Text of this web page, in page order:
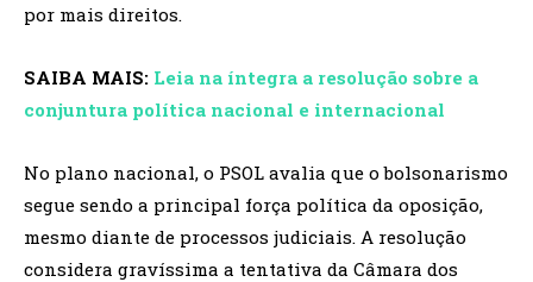
por mais direitos.
SAIBA MAIS: Leia na íntegra a resolução sobre a
conjuntura política nacional e internacional
No plano nacional, o PSOL avalia que o bolsonarismo
segue sendo a principal força política da oposição,
mesmo diante de processos judiciais. A resolução
considera gravíssima a tentativa da Câmara dos